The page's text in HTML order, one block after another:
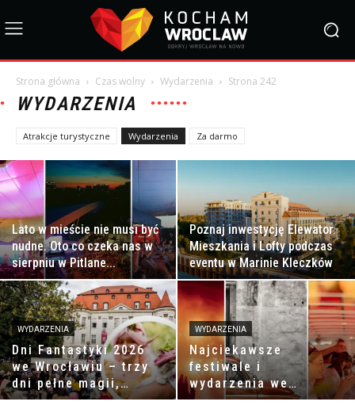
Strona główna Czas wolny Wydarzenia Strona 242
WYDARZENIA
Atrakcje turystyczne Wydarzenia Za darmo
Lato w mieście nie musi być
nudne. Oto co czeka nas w
sierpniu w Pitlane...
Poznaj inwestycję Elewator.
Mieszkania i Lofty podczas
eventu w Marinie Kleczków
WYDARZENIA
Dni Fantastyki 2026
we Wrocławiu – trzy
dni pełne magii,
wyobraźni i
WYDARZENIA
Najciekawsze
festiwale i
wydarzenia we
Wrocławiu w sierpniu